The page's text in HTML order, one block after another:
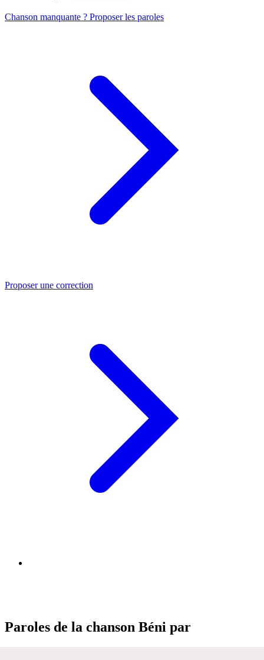
Chanson manquante ? Proposer les paroles
Proposer une correction
Paroles de la chanson Béni par